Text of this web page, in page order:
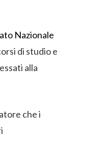
Nazionale
di studio e
alla
che i